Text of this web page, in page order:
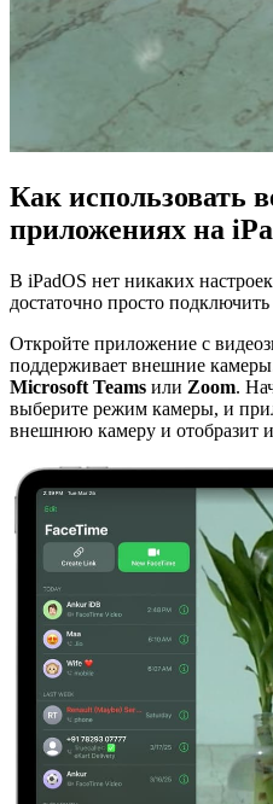
Как использовать
приложениях на
В iPadOS нет никаких
достаточно просто
Откройте приложение с
поддерживает внешние
Microsoft Teams или Zoom.
выберите режим камеры, и
внешнюю камеру и отобразит